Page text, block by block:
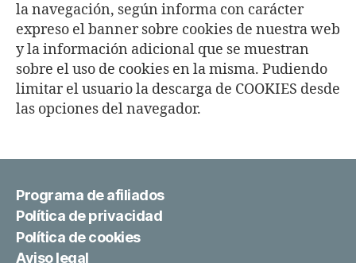
la navegación, según informa con carácter
expreso el banner sobre cookies de nuestra web
y la información adicional que se muestran
sobre el uso de cookies en la misma. Pudiendo
limitar el usuario la descarga de COOKIES desde
las opciones del navegador.
Programa de afiliados
Política de privacidad
Política de cookies
Aviso legal